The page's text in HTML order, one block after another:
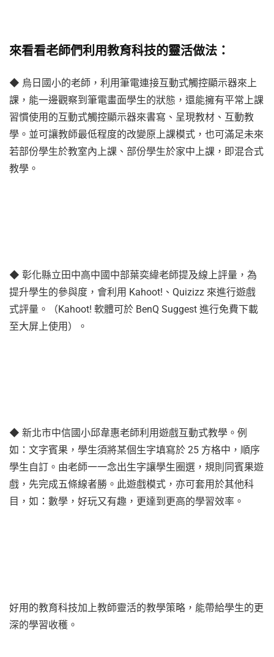
來看看老師們利用教育科技的靈活做法：
◆ 烏日國小的老師，利用筆電連接互動式觸控顯示器來上
課，能一邊觀察到筆電畫面學生的狀態，還能擁有平常上課
習慣使用的互動式觸控顯示器來書寫、呈現教材、互動教
學。並可讓教師最低程度的改變原上課模式，也可滿足未來
若部份學生於教室內上課、部份學生於家中上課，即混合式
教學。
◆ 彰化縣立田中高中國中部葉奕緯老師提及線上評量，為
提升學生的參與度，會利用 Kahoot!、Quizizz 來進行遊戲
式評量。（Kahoot! 軟體可於 BenQ Suggest 進行免費下載
至大屏上使用）。
◆ 新北市中信國小邱韋惠老師利用遊戲互動式教學。例
如：文字賓果，學生須將某個生字填寫於 25 方格中，順序
學生自訂。由老師一一念出生字讓學生圈選，規則同賓果遊
戲，先完成五條線者勝。此遊戲模式，亦可套用於其他科
目，如：數學，好玩又有趣，更達到更高的學習效率。
好用的教育科技加上教師靈活的教學策略，能帶給學生的更
深的學習收穫。